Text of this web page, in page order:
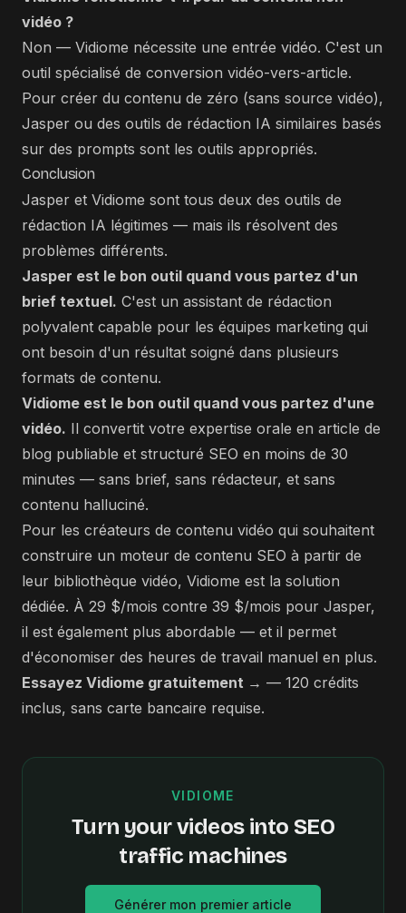
vidéo ?
Non — Vidiome nécessite une entrée vidéo. C'est un
outil spécialisé de conversion vidéo-vers-article.
Pour créer du contenu de zéro (sans source vidéo),
Jasper ou des outils de rédaction IA similaires basés
sur des prompts sont les outils appropriés.
Conclusion
Jasper et Vidiome sont tous deux des outils de
rédaction IA légitimes — mais ils résolvent des
problèmes différents.
Jasper est le bon outil quand vous partez d'un
brief textuel. C'est un assistant de rédaction
polyvalent capable pour les équipes marketing qui
ont besoin d'un résultat soigné dans plusieurs
formats de contenu.
Vidiome est le bon outil quand vous partez d'une
vidéo. Il convertit votre expertise orale en article de
blog publiable et structuré SEO en moins de 30
minutes — sans brief, sans rédacteur, et sans
contenu halluciné.
Pour les créateurs de contenu vidéo qui souhaitent
construire un moteur de contenu SEO à partir de
leur bibliothèque vidéo, Vidiome est la solution
dédiée. À 29 $/mois contre 39 $/mois pour Jasper,
il est également plus abordable — et il permet
d'économiser des heures de travail manuel en plus.
Essayez Vidiome gratuitement → — 120 crédits
inclus, sans carte bancaire requise.
VIDIOME
Turn your videos into SEO
traffic machines
Générer mon premier article